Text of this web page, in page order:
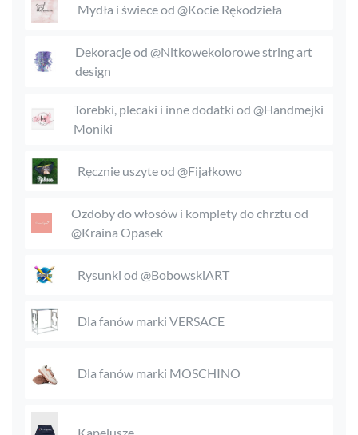
Mydła i świece od @Kocie Rękodzieła
Dekoracje od @Nitkowekolorowe string art
design
Torebki, plecaki i inne dodatki od @Handmejki
Moniki
Ręcznie uszyte od @Fijałkowo
Ozdoby do włosów i komplety do chrztu od
@Kraina Opasek
Rysunki od @BobowskiART
Dla fanów marki VERSACE
Dla fanów marki MOSCHINO
Kapelusze